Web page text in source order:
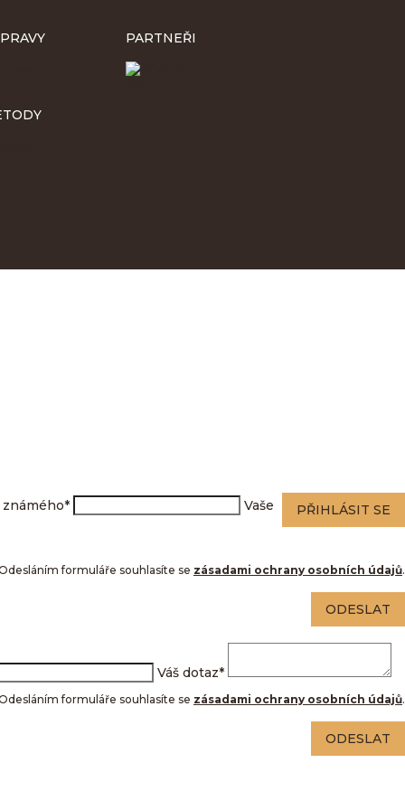
PARTNEŘI
PŘIHLÁSIT SE
známého* Vaše
formuláře souhlasíte se zásadami ochrany osobních údajů.
ODESLAT
Váš dotaz*
formuláře souhlasíte se zásadami ochrany osobních údajů.
ODESLAT